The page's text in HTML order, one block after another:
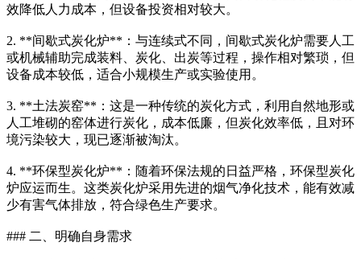
效降低人力成本，但设备投资相对较大。
2. **间歇式炭化炉**：与连续式不同，间歇式炭化炉需要人工
或机械辅助完成装料、炭化、出炭等过程，操作相对繁琐，但
设备成本较低，适合小规模生产或实验使用。
3. **土法炭窑**：这是一种传统的炭化方式，利用自然地形或
人工堆砌的窑体进行炭化，成本低廉，但炭化效率低，且对环
境污染较大，现已逐渐被淘汰。
4. **环保型炭化炉**：随着环保法规的日益严格，环保型炭化
炉应运而生。这类炭化炉采用先进的烟气净化技术，能有效减
少有害气体排放，符合绿色生产要求。
### 二、明确自身需求